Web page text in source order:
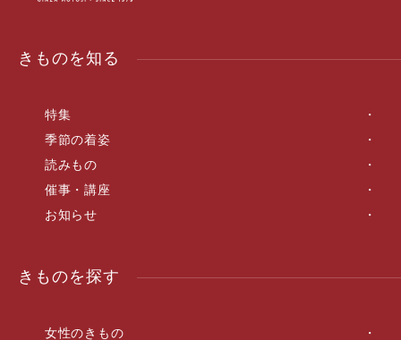
きものを知る
特集
季節の着姿
読みもの
催事・講座
お知らせ
きものを探す
女性のきもの